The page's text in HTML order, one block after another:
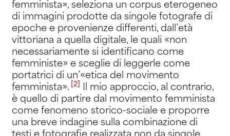
femminista», seleziona un corpus eterogeneo
di immagini prodotte da singole fotografe di
epoche e provenienze differenti, dall’età
vittoriana a quella digitale, le quali «non
necessariamente si identificano come
femministe» e sceglie di leggerle come
portatrici di un’«etica del movimento
femminista». [2]
Il mio approccio, al contrario,
è quello di partire dal movimento femminista
come fenomeno storico-sociale e proporre
una breve indagine sulla combinazione di